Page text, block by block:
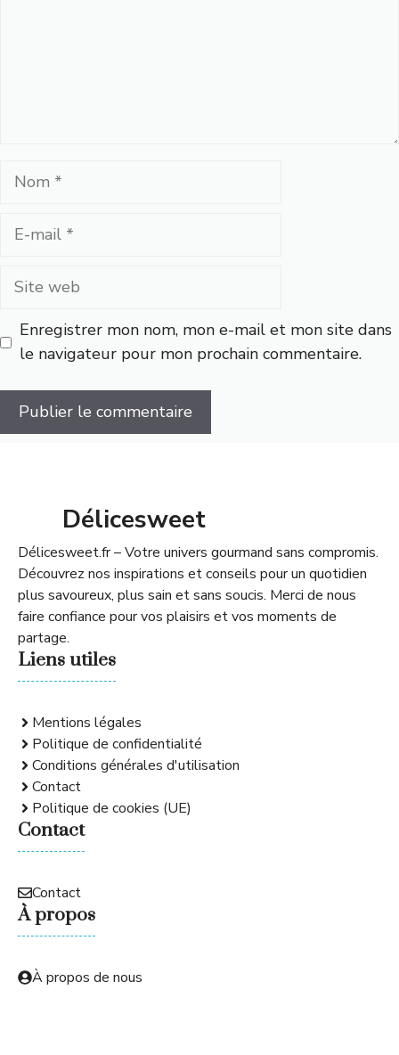
Nom
Site
Enregistrer mon nom, mon e-mail et mon site dans
le navigateur pour mon prochain commentaire.
Délicesweet
Délicesweet.fr – Votre univers gourmand sans compromis.
Découvrez nos inspirations et conseils pour un quotidien
plus savoureux, plus sain et sans soucis. Merci de nous
faire confiance pour vos plaisirs et vos moments de
partage.
Liens utiles
Mentions légales
Politique de confidentialité
Conditions générales d'utilisation
Contact
Politique de cookies (UE)
Contact
Contact
À propos
À propos de nous